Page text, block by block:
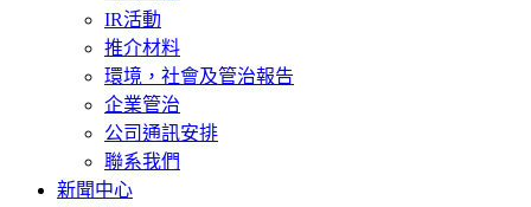
IR活動
推介材料
環境，社會及管治報告
企業管治
公司通訊安排
聯系我們
新聞中心